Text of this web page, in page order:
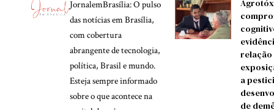
JornalemBrasília: O pulso
das notícias em Brasília,
com cobertura
abrangente de tecnologia,
política, Brasil e mundo.
Esteja sempre informado
sobre o que acontece na
a
de